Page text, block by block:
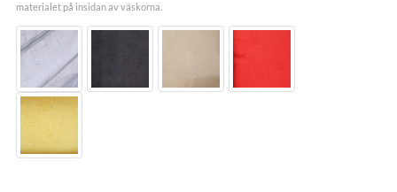
materialet på insidan av väskorna.